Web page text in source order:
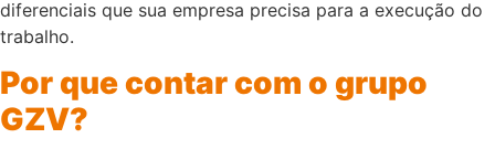
diferenciais que sua empresa precisa para a execução do
trabalho.
Por que contar com o grupo
GZV?